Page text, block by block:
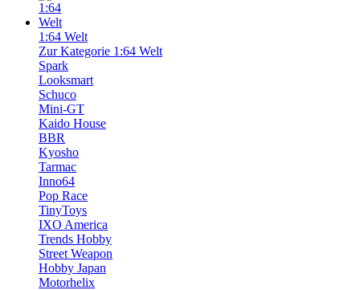
1:64 Welt
Zur Kategorie 1:64 Welt
Spark
Looksmart
Schuco
Mini-GT
Kaido House
BBR
Kyosho
Tarmac
Inno64
Pop Race
TinyToys
IXO America
Trends Hobby
Street Weapon
Hobby Japan
Motorhelix